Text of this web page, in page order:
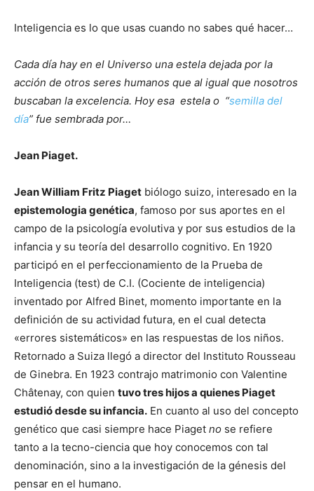
Inteligencia es lo que usas cuando no sabes qué hacer…
Cada día hay en el Universo una estela dejada por la
acción de otros seres humanos que al igual que nosotros
buscaban la excelencia. Hoy esa estela o “semilla del
día” fue sembrada por…
Jean Piaget.
Jean William Fritz Piaget biólogo suizo, interesado en la
epistemologia genética, famoso por sus aportes en el
campo de la psicología evolutiva y por sus estudios de la
infancia y su teoría del desarrollo cognitivo. En 1920
participó en el perfeccionamiento de la Prueba de
Inteligencia (test) de C.I. (Cociente de inteligencia)
inventado por Alfred Binet, momento importante en la
definición de su actividad futura, en el cual detecta
«errores sistemáticos» en las respuestas de los niños.
Retornado a Suiza llegó a director del Instituto Rousseau
de Ginebra. En 1923 contrajo matrimonio con Valentine
Châtenay, con quien tuvo tres hijos a quienes Piaget
estudió desde su infancia. En cuanto al uso del concepto
genético que casi siempre hace Piaget no se refiere
tanto a la tecno-ciencia que hoy conocemos con tal
denominación, sino a la investigación de la génesis del
pensar en el humano.